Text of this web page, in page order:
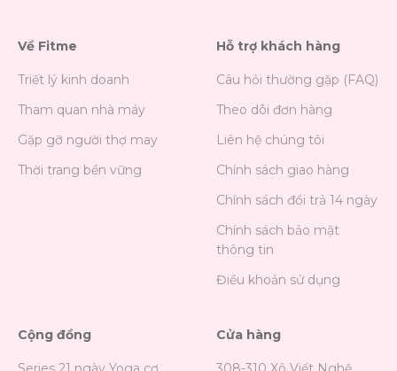
Về Fitme
Triết lý kinh doanh
Tham quan nhà máy
Gặp gỡ người thợ may
Thời trang bền vững
Hỗ trợ khách hàng
Câu hỏi thường gặp (FAQ)
Theo dõi đơn hàng
Liên hệ chúng tôi
Chính sách giao hàng
Chính sách đổi trả 14 ngày
Chính sách bảo mật
thông tin
Điều khoản sử dụng
Cộng đồng Cửa hàng